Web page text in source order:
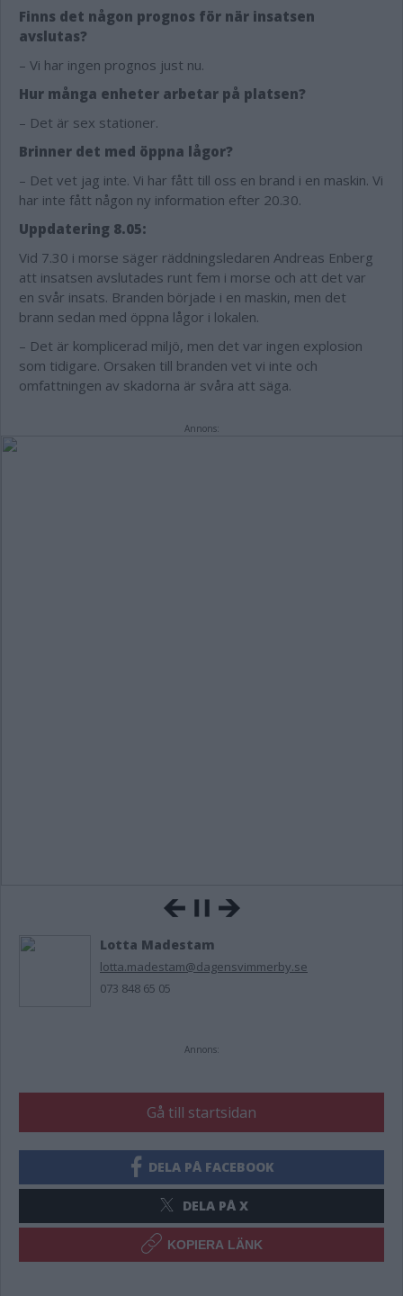
Finns det någon prognos för när insatsen
avslutas?
– Vi har ingen prognos just nu.
Hur många enheter arbetar på platsen?
– Det är sex stationer.
Brinner det med öppna lågor?
– Det vet jag inte. Vi har fått till oss en brand i en maskin. Vi
har inte fått någon ny information efter 20.30.
Uppdatering 8.05:
Vid 7.30 i morse säger räddningsledaren Andreas Enberg
att insatsen avslutades runt fem i morse och att det var
en svår insats. Branden började i en maskin, men det
brann sedan med öppna lågor i lokalen.
– Det är komplicerad miljö, men det var ingen explosion
som tidigare. Orsaken till branden vet vi inte och
omfattningen av skadorna är svåra att säga.
Annons:
Lotta Madestam
lotta.madestam@dagensvimmerby.se
073 848 65 05
Annons:
Gå till startsidan
DELA PÅ FACEBOOK
DELA PÅ X
KOPIERA LÄNK